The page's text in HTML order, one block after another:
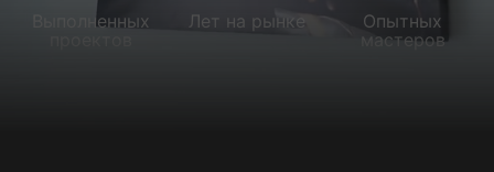
Выполненных
Лет на рынке
Опытных
мастеров